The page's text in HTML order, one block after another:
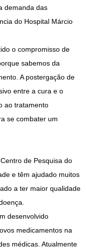
demanda das
do Hospital Márcio
o compromisso de
sabemos da
A postergação de
entre a cura e o
ao tratamento
se combater um
de Pesquisa do
e têm ajudado muitos
a ter maior qualidade
desenvolvido
medicamentos na
médicas. Atualmente